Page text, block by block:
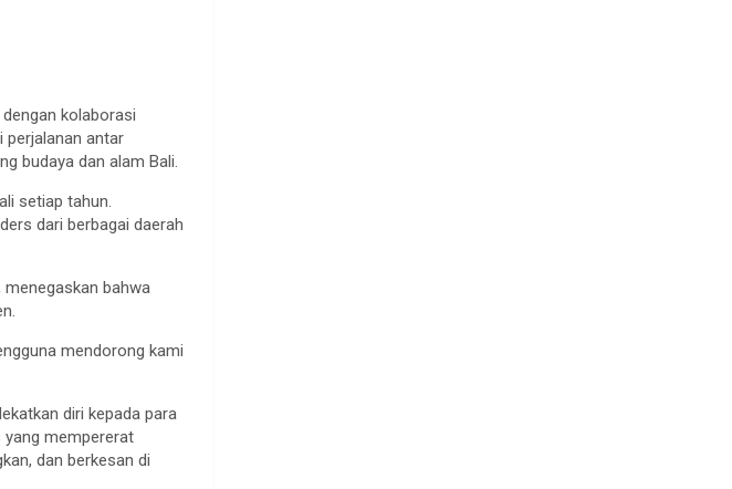
kolaborasi
perjalanan antar
budaya dan alam Bali.
setiap tahun.
dari berbagai daerah
menegaskan bahwa
mendorong kami
diri kepada para
yang mempererat
dan berkesan di